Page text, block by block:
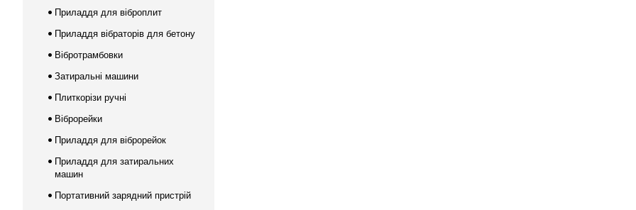
Приладдя для віброплит
Приладдя вібраторів для бетону
Вібротрамбовки
Затиральні машини
Плиткорізи ручні
Віброрейки
Приладдя для віброрейок
Приладдя для затиральних
машин
Портативний зарядний пристрій